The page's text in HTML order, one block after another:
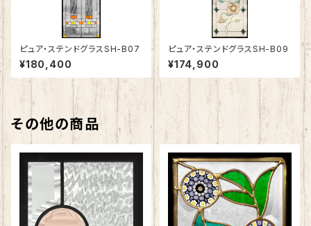
ピュア・ステンドグラスSH-B07
¥180,400
ピュア・ステンドグラスSH-B09
¥174,900
その他の商品